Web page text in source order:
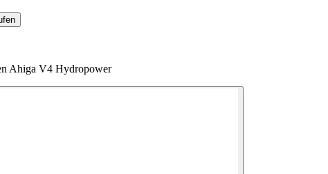
Ahiga V4 Hydropower